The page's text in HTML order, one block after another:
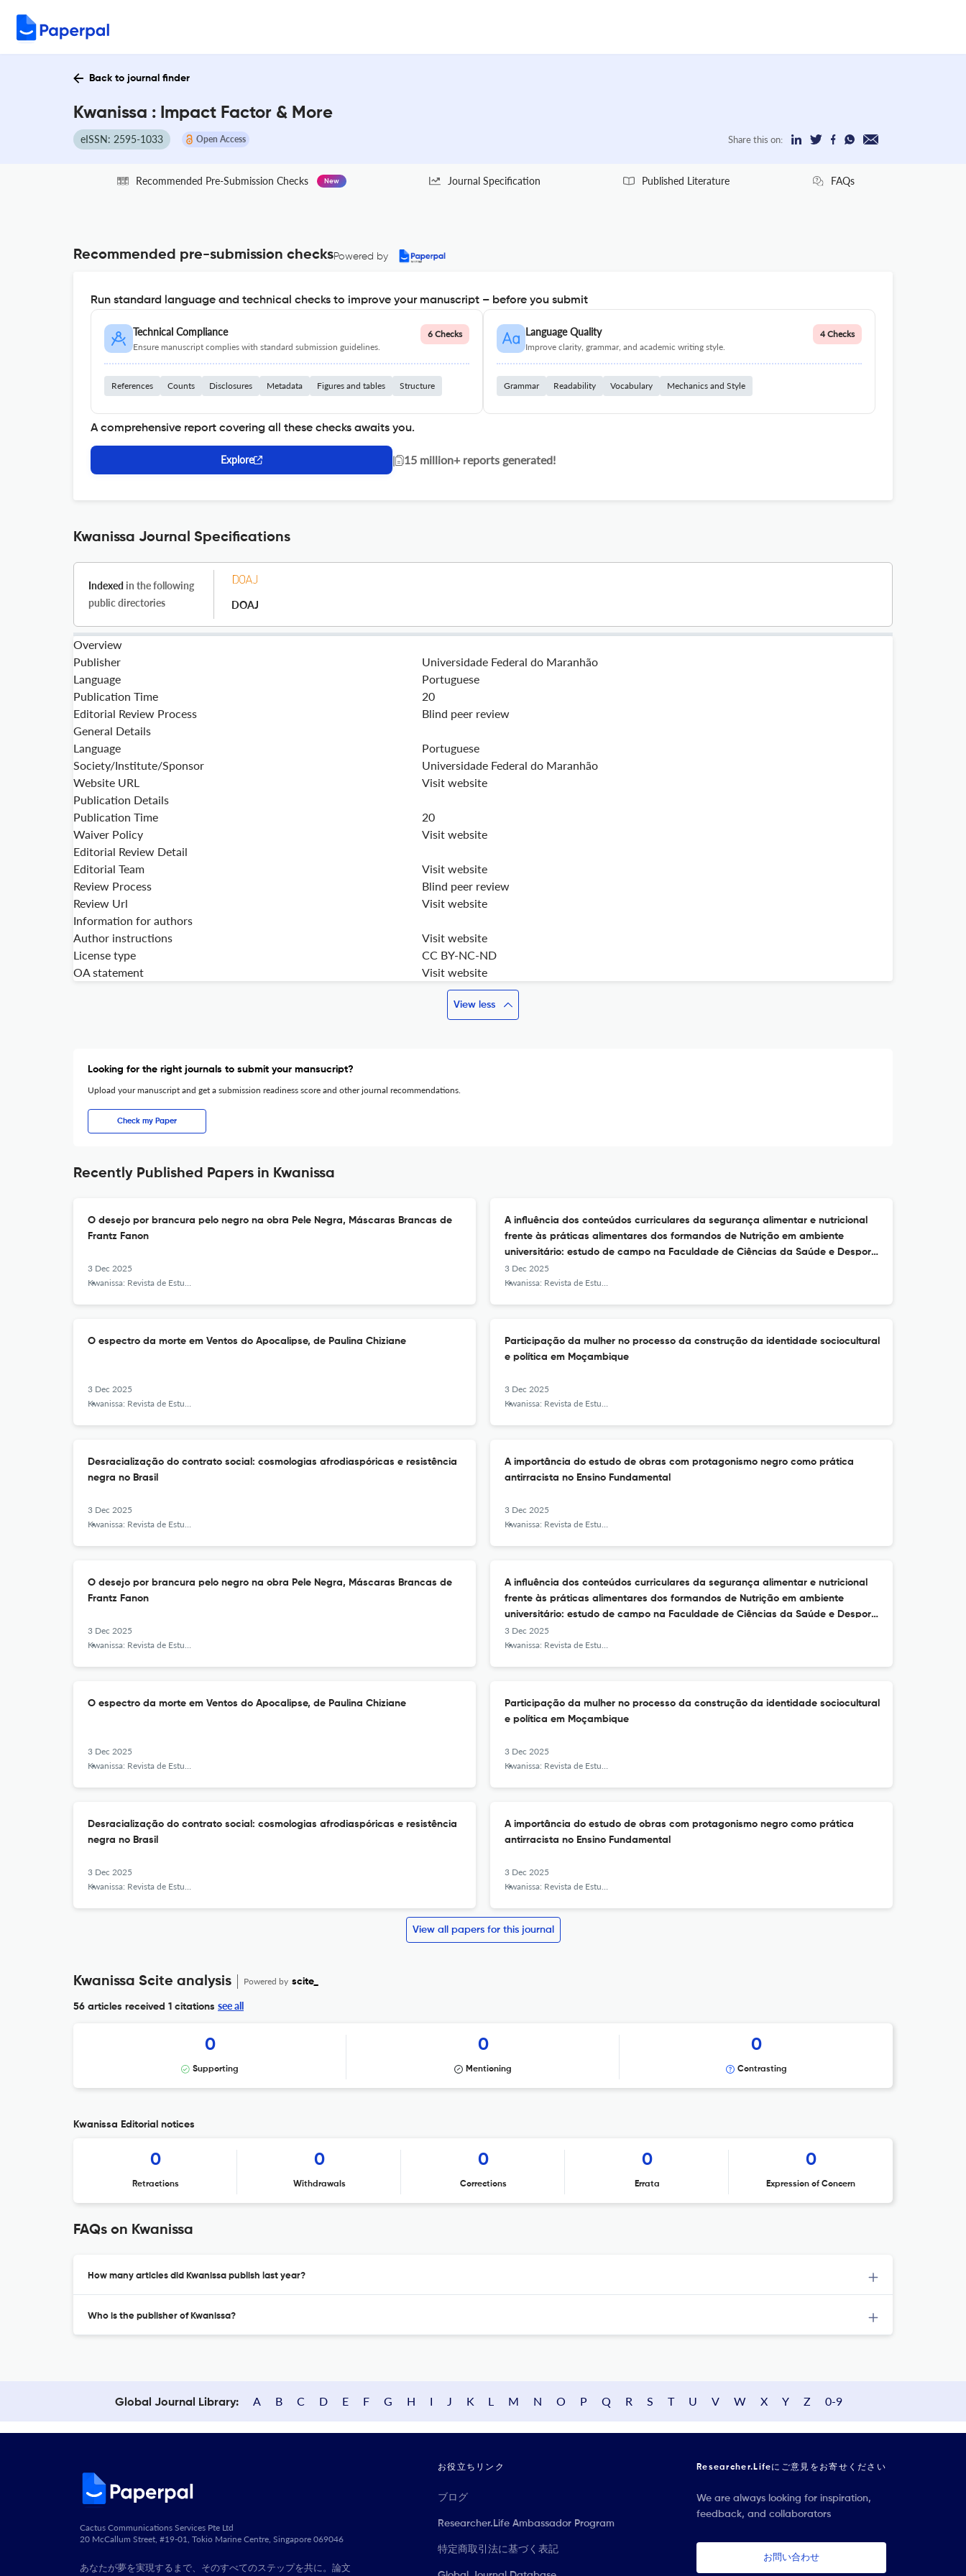
Back to journal finder
Kwanissa : Impact Factor & More
eISSN: 2595-1033 Open Access Share this on:
Recommended Pre-Submission Checks New Journal Specification Published Literature FAQs
Recommended pre-submission checksPowered by
Run standard language and technical checks to improve your manuscript – before you submit
Technical Compliance
Ensure manuscript complies with standard submission guidelines.
6 Checks
References Counts Disclosures Metadata Figures and tables Structure
Language Quality
Improve clarity, grammar, and academic writing style.
4 Checks
Grammar Readability Vocabulary Mechanics and Style
A comprehensive report covering all these checks awaits you.
Explore | 15 million+ reports generated!
Kwanissa Journal Specifications
Indexed in the following
public directories
DOAJ
Overview
Publisher
Universidade Federal do Maranhão
Language
Portuguese
Publication Time
20
Editorial Review Process
Blind peer review
General Details
Language
Portuguese
Society/Institute/Sponsor
Universidade Federal do Maranhão
Website URL
Visit website
Publication Details
Publication Time
20
Waiver Policy
Visit website
Editorial Review Detail
Editorial Team
Visit website
Review Process
Blind peer review
Review Url
Visit website
Information for authors
Author instructions
Visit website
License type
CC BY-NC-ND
OA statement
Visit website
View less
Looking for the right journals to submit your mansucript?
Upload your manuscript and get a submission readiness score and other journal recommendations.
Check my Paper
Recently Published Papers in Kwanissa
O desejo por brancura pelo negro na obra Pele Negra, Máscaras Brancas de
Frantz Fanon
3 Dec 2025
Kwanissa: Revista de Estudos Africanos e Afro-Brasileiros
A influência dos conteúdos curriculares da segurança alimentar e nutricional
frente às práticas alimentares dos formandos de Nutrição em ambiente
universitário: estudo de campo na Faculdade de Ciências da Saúde e Desporto
na Universidade Save, Moçambique
3 Dec 2025
Kwanissa: Revista de Estudos Africanos e Afro-Brasileiros
O espectro da morte em Ventos do Apocalipse, de Paulina Chiziane
3 Dec 2025
Kwanissa: Revista de Estudos Africanos e Afro-Brasileiros
Participação da mulher no processo da construção da identidade sociocultural
e política em Moçambique
3 Dec 2025
Kwanissa: Revista de Estudos Africanos e Afro-Brasileiros
Desracialização do contrato social: cosmologias afrodiaspóricas e resistência
negra no Brasil
3 Dec 2025
Kwanissa: Revista de Estudos Africanos e Afro-Brasileiros
A importância do estudo de obras com protagonismo negro como prática
antirracista no Ensino Fundamental
3 Dec 2025
Kwanissa: Revista de Estudos Africanos e Afro-Brasileiros
O desejo por brancura pelo negro na obra Pele Negra, Máscaras Brancas de
Frantz Fanon
3 Dec 2025
Kwanissa: Revista de Estudos Africanos e Afro-Brasileiros
A influência dos conteúdos curriculares da segurança alimentar e nutricional
frente às práticas alimentares dos formandos de Nutrição em ambiente
universitário: estudo de campo na Faculdade de Ciências da Saúde e Desporto
na Universidade Save, Moçambique
3 Dec 2025
Kwanissa: Revista de Estudos Africanos e Afro-Brasileiros
O espectro da morte em Ventos do Apocalipse, de Paulina Chiziane
3 Dec 2025
Kwanissa: Revista de Estudos Africanos e Afro-Brasileiros
Participação da mulher no processo da construção da identidade sociocultural
e política em Moçambique
3 Dec 2025
Kwanissa: Revista de Estudos Africanos e Afro-Brasileiros
Desracialização do contrato social: cosmologias afrodiaspóricas e resistência
negra no Brasil
3 Dec 2025
Kwanissa: Revista de Estudos Africanos e Afro-Brasileiros
A importância do estudo de obras com protagonismo negro como prática
antirracista no Ensino Fundamental
3 Dec 2025
Kwanissa: Revista de Estudos Africanos e Afro-Brasileiros
View all papers for this journal
Kwanissa Scite analysis Powered by scite_
56 articles received 1 citations see all
0
Supporting
0
Mentioning
0
Contrasting
Kwanissa Editorial notices
0
Retractions
0
Withdrawals
0
Corrections
0
Errata
0
Expression of Concern
FAQs on Kwanissa
How many articles did Kwanissa publish last year?
Who is the publisher of Kwanissa?
Global Journal Library: A B C D E F G H I J K L M N O P Q R S T U V W X Y Z 0-9
Cactus Communications Services Pte Ltd
20 McCallum Street, #19-01, Tokio Marine Centre, Singapore 069046
あなたが夢を実現するまで、そのすべてのステップを共に。論文
お役立ちリンク
ブログ
Researcher.Life Ambassador Program
特定商取引法に基づく表記
Researcher.Lifeにご意見をお寄せください
We are always looking for inspiration,
feedback, and collaborators
お問い合わせ